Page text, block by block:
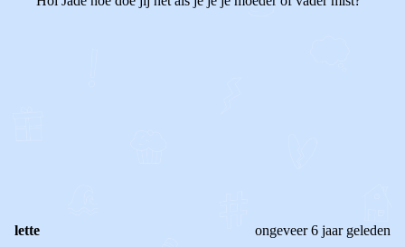
lette ongeveer 6 jaar geleden